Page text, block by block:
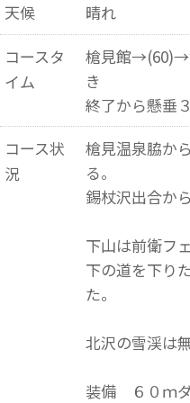
天候
晴れ
コースタ
イム
槍見館
き
終了から懸垂
コース状
況
槍見温泉脇か
る。
錫杖沢出合か
下山は前衛フ
下の道を下り
た。
北沢の雪渓は無
装備 ６０ｍ